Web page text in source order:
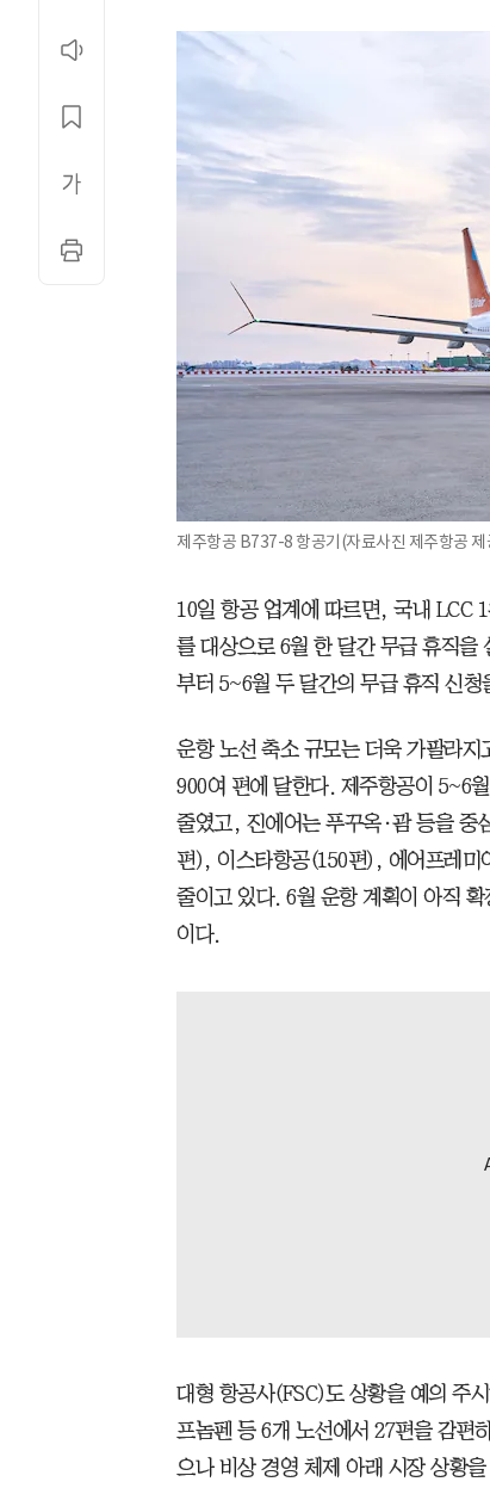
제주항공 B737-8 항공기(자료사진 제주항공 제
10일 항공 업계에 따르면, 국내 LCC
를 대상으로 6월 한 달간 무급 휴직을
부터 5~6월 두 달간의 무급 휴직 신청
운항 노선 축소 규모는 더욱 가팔라
900여 편에 달한다. 제주항공이 5~6
줄였고, 진에어는 푸꾸옥·괌 등을 중
편), 이스타항공(150편), 에어프레미
줄이고 있다. 6월 운항 계획이 아직
이다.
대형 항공사(FSC)도 상황을 예의 주
프놈펜 등 6개 노선에서 27편을 감편
으나 비상 경영 체제 아래 시장 상황